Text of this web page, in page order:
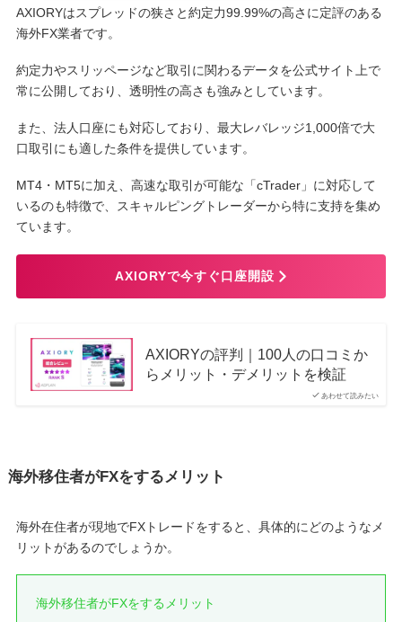
AXIORYはスプレッドの狭さと約定力99.99%の高さに定評のある
海外FX業者です。
約定力やスリッページなど取引に関わるデータを公式サイト上で
常に公開しており、透明性の高さも強みとしています。
また、法人口座にも対応しており、最大レバレッジ1,000倍で大
口取引にも適した条件を提供しています。
MT4・MT5に加え、高速な取引が可能な「cTrader」に対応して
いるのも特徴で、スキャルピングトレーダーから特に支持を集め
ています。
AXIORYで今すぐ口座開設
あわせて読みたい
AXIORYの評判｜100人の口コミか
らメリット・デメリットを検証
海外移住者がFXをするメリット
海外在住者が現地でFXトレードをすると、具体的にどのようなメ
リットがあるのでしょうか。
海外移住者がFXをするメリット